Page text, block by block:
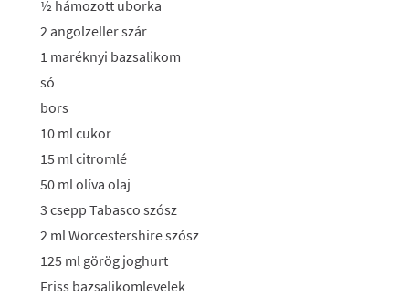
½ hámozott uborka
2 angolzeller szár
1 maréknyi bazsalikom
só
bors
10 ml cukor
15 ml citromlé
50 ml olíva olaj
3 csepp Tabasco szósz
2 ml Worcestershire szósz
125 ml görög joghurt
Friss bazsalikomlevelek